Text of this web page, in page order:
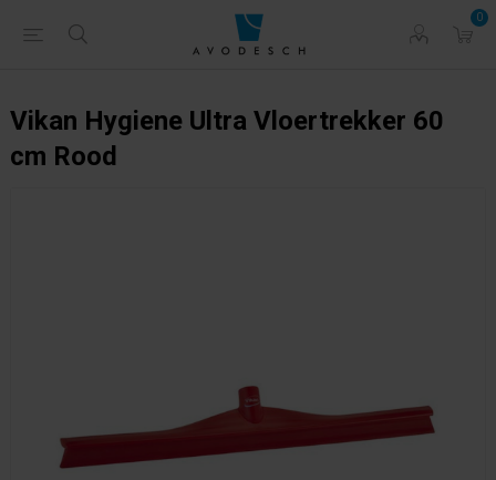
0
Vikan Hygiene Ultra Vloertrekker 60
cm Rood